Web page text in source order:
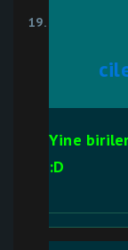
Yine
:D